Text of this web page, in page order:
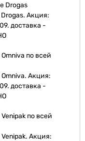
Drogas
Акция:
доставка -
по всей
Акция:
доставка -
по всей
Акция: